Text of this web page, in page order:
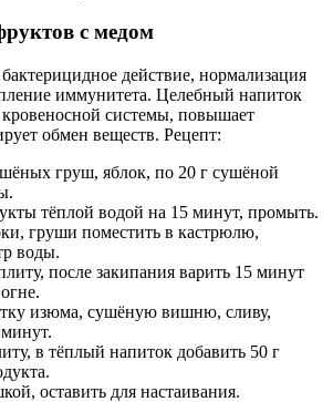
с медом
действие, нормализация
иммунитета. Целебный напиток
кровеносной системы, повышает
обмен веществ. Рецепт:
груш, яблок, по 20 г сушёной
тёплой водой на 15 минут, промыть.
груши поместить в кастрюлю,
воды.
после закипания варить 15 минут
изюма, сушёную вишню, сливу,
в тёплый напиток добавить 50 г
оставить для настаивания.